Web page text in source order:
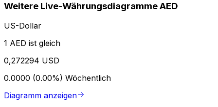
Weitere Live-Währungsdiagramme AED
US-Dollar
1 AED ist gleich
0,272294 USD
0.0000 (0.00%) Wöchentlich
Diagramm anzeigen